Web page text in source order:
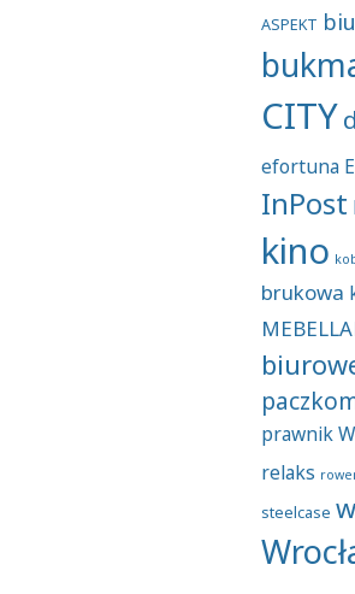
ASPEKT
CITY
efortuna
InPost
kino
brukowa
prawnik
relaks
steelcase